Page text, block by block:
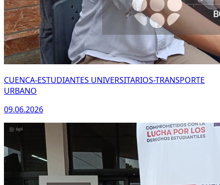
CUENCA-ESTUDIANTES UNIVERSITARIOS-TRANSPORTE
URBANO
09.06.2026